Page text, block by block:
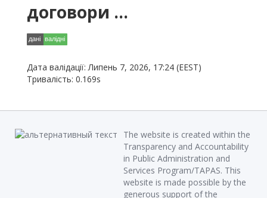
договори ...
Дата валідації: Липень 7, 2026, 17:24 (EEST)
Тривалість: 0.169s
The website is created within the
Transparency and Accountability
in Public Administration and
Services Program/TAPAS. This
website is made possible by the
generous support of the